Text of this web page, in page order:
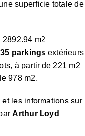
superficie totale de
2892.94 m2
35 parkings extérieurs
à partir de 221 m2
978 m2.
et les informations sur
Arthur Loyd